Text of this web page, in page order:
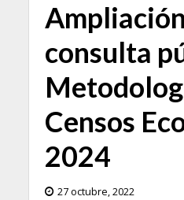
consulta
Censos
2024
27 octubre, 2022